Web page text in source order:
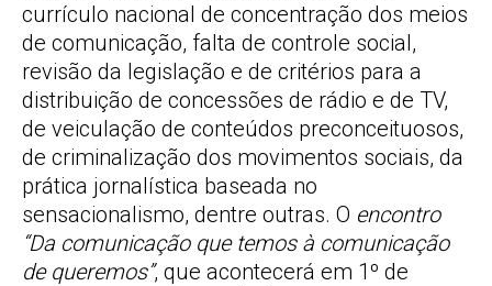
currículo nacional de concentração dos meios
de comunicação, falta de controle social,
revisão da legislação e de critérios para a
distribuição de concessões de rádio e de TV,
de veiculação de conteúdos preconceituosos,
de criminalização dos movimentos sociais, da
prática jornalística baseada no
sensacionalismo, dentre outras. O encontro
“Da comunicação que temos à comunicação
de queremos”, que acontecerá em 1º de